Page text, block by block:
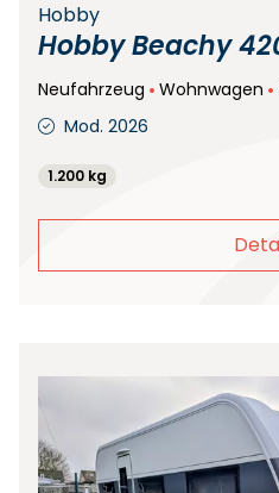
Hobby
Hobby Beachy
Neufahrzeug Wohnwagen
Mod. 2026
1.200 kg